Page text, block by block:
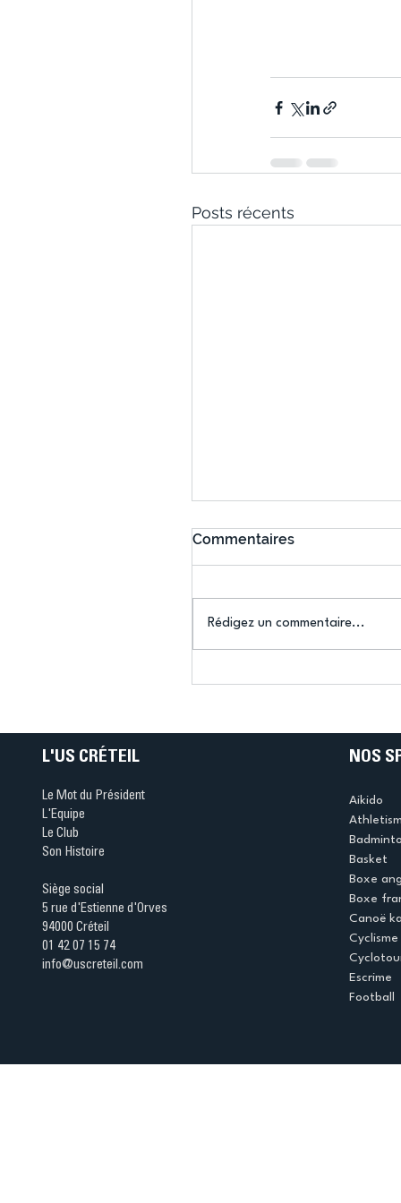
Posts récents
Commentaires
Rédigez un commentaire...
L'US CRÉTEIL
Le Mot du Président
L'Equipe
Le Club
Son Histoire
Siège social
5 rue d'Estienne d'Orves
94000 Créteil
01 42 07 15 74
info@uscreteil.com
NOS
Aikido
Basket
Boxe
Boxe
Canoë
Cyclisme
Escrime
Football